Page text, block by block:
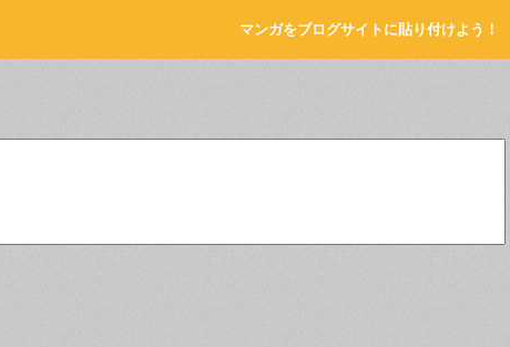
マンガをブログサイトに貼り付けよう！